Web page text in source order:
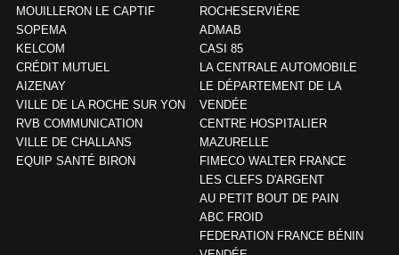
MOUILLERON LE CAPTIF
SOPEMA
KELCOM
CRÉDIT MUTUEL
AIZENAY
VILLE DE LA ROCHE SUR YON
RVB COMMUNICATION
VILLE DE CHALLANS
EQUIP SANTÉ BIRON
ROCHESERVIÈRE
ADMAB
CASI 85
LA CENTRALE AUTOMOBILE
LE DÉPARTEMENT DE LA
VENDÉE
CENTRE HOSPITALIER
MAZURELLE
FIMECO WALTER FRANCE
LES CLEFS D'ARGENT
AU PETIT BOUT DE PAIN
ABC FROID
FEDERATION FRANCE BÉNIN